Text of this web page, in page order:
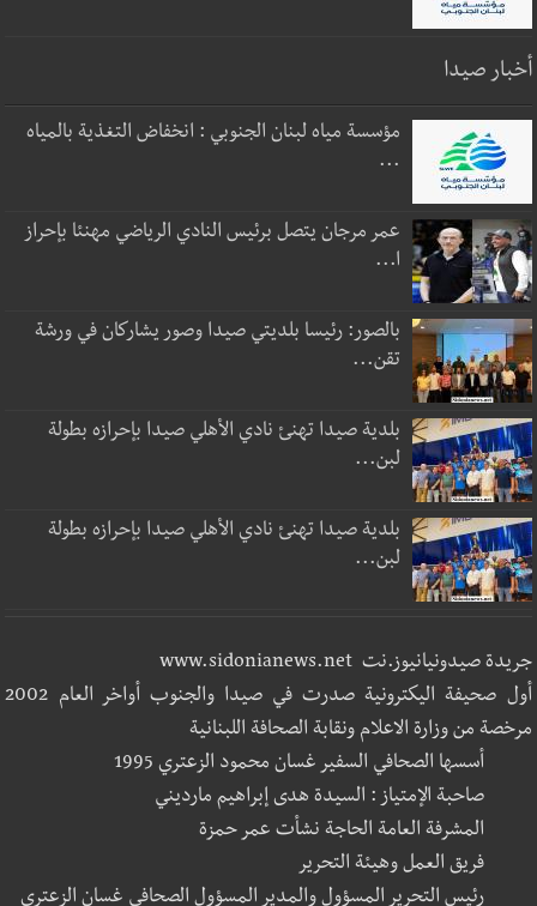
أخبار صيدا
مؤسسة مياه لبنان الجنوبي : انخفاض التغذية بالمياه
...
عمر مرجان يتصل برئيس النادي الرياضي مهنئا بإحراز
ا...
بالصور: رئيسا بلديتي صيدا وصور يشاركان في ورشة
تقن...
بلدية صيدا تهنئ نادي الأهلي صيدا بإحرازه بطولة
لبن...
بلدية صيدا تهنئ نادي الأهلي صيدا بإحرازه بطولة
لبن...
جريدة صيدونيانيوز.نت www.sidonianews.net
أول صحيفة اليكترونية صدرت في صيدا والجنوب أواخر العام 2002
مرخصة من وزارة الاعلام ونقابة الصحافة اللبنانية
أسسها الصحافي السفير غسان محمود الزعتري 1995
صاحبة الإمتياز : السيدة هدى إبراهيم مارديني
المشرفة العامة الحاجة نشأت عمر حمزة
فريق العمل وهيئة التحرير
رئيس التحرير المسؤول والمدير المسؤول الصحافي غسان الزعتري